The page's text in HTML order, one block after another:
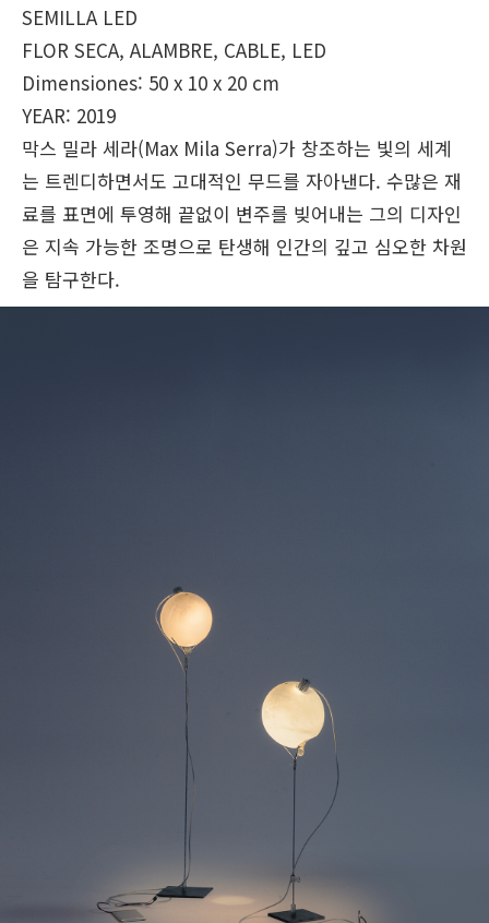
SEMILLA LED
FLOR SECA, ALAMBRE, CABLE, LED
Dimensiones: 50 x 10 x 20 cm
YEAR: 2019
막스 밀라 세라(Max Mila Serra)가 창조하는 빛의 세계
는 트렌디하면서도 고대적인 무드를 자아낸다. 수많은 재
료를 표면에 투영해 끝없이 변주를 빚어내는 그의 디자인
은 지속 가능한 조명으로 탄생해 인간의 깊고 심오한 차원
을 탐구한다.